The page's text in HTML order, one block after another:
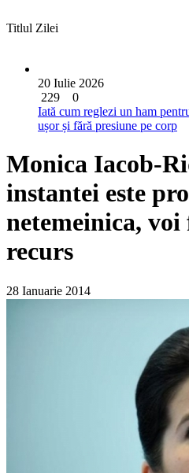
Titlul Zilei
20 Iulie 2026
229
0
Iată cum reglezi un ham
ușor și fără presiune pe corp
Monica Iacob-
instantei este
netemeinica,
recurs
28 Ianuarie 2014